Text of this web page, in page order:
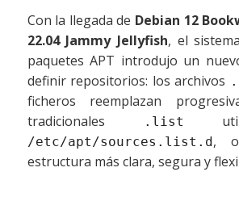
Con la llegada de Debian 12
22.04 Jammy Jellyfish, el
paquetes APT introdujo un
definir repositorios: los archivos
ficheros reemplazan
tradicionales
.list
/etc/apt/sources.list.d ,
estructura más clara, segura y